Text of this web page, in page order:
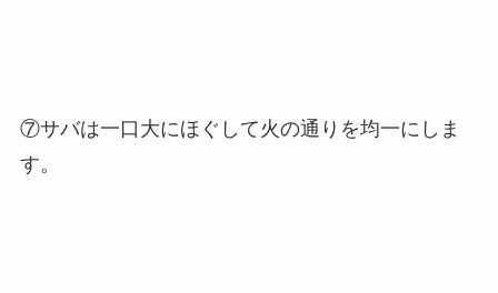
⑦サバは一口大にほぐして火の通りを均一にしま
す。